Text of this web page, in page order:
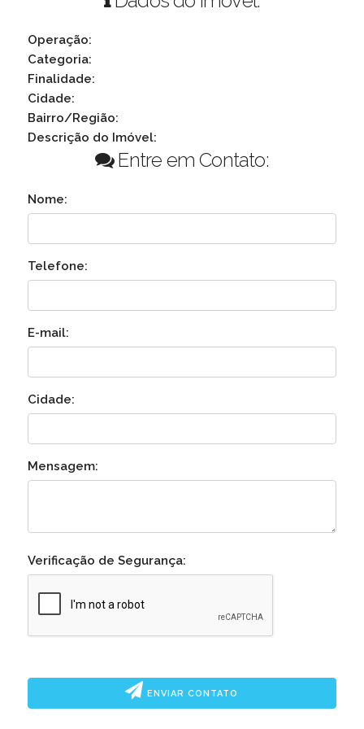
Operação:
Categoria:
Finalidade:
Cidade:
Bairro/Região:
Descrição do Imóvel:
Entre em Contato:
Nome:
Telefone:
E-mail:
Cidade:
Mensagem:
Verificação de Segurança:
ENVIAR CONTATO